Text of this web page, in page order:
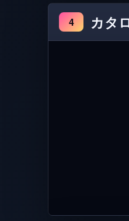
4 カタ